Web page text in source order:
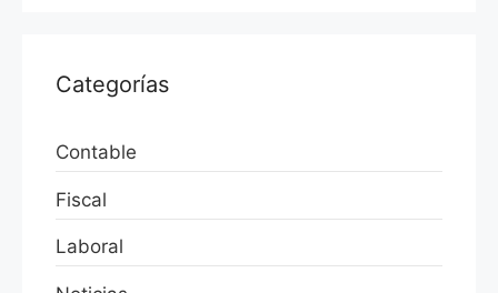
Categorías
Contable
Fiscal
Laboral